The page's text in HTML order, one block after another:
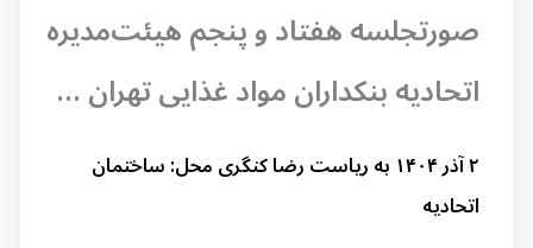
صورتجلسه هفتاد و پنجم هیئت‌مدیره
اتحادیه بنکداران مواد غذایی تهران ...
۲ آذر ۱۴۰۴ به ریاست رضا کنگری محل: ساختمان
اتحادیه